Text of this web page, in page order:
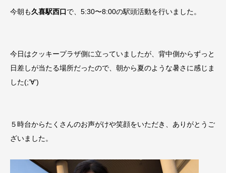
今朝も久喜駅西口で、5:30〜8:00の駅頭活動を行いました。
今日はクッキープラザ側に立っていましたが、背中側からずっと
日差しが当たる場所だったので、朝から夏のような暑さに感じま
した(;’∀’)
５時台からたくさんのお声がけや笑顔をいただき、ありがとうご
ざいました。